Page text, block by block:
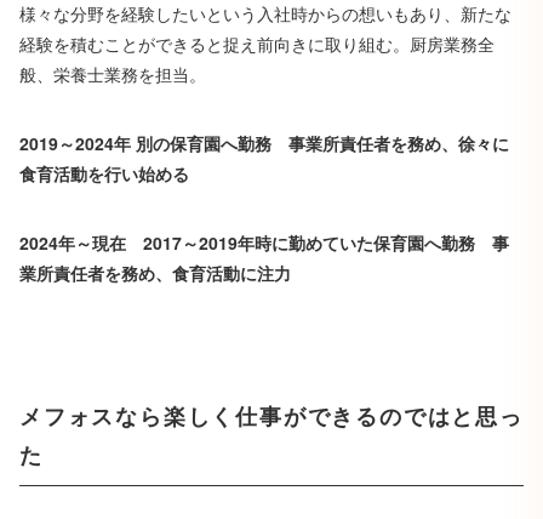
様々な分野を経験したいという入社時からの想いもあり、新たな
経験を積むことができると捉え前向きに取り組む。厨房業務全
般、栄養士業務を担当。
2019～2024年 別の保育園へ勤務 事業所責任者を務め、徐々に
食育活動を行い始める
2024年～現在 2017～2019年時に勤めていた保育園へ勤務 事
業所責任者を務め、食育活動に注力
メフォスなら楽しく仕事ができるのではと思っ
た